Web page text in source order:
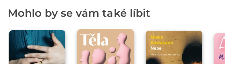
Mohlo by se vám také líbit